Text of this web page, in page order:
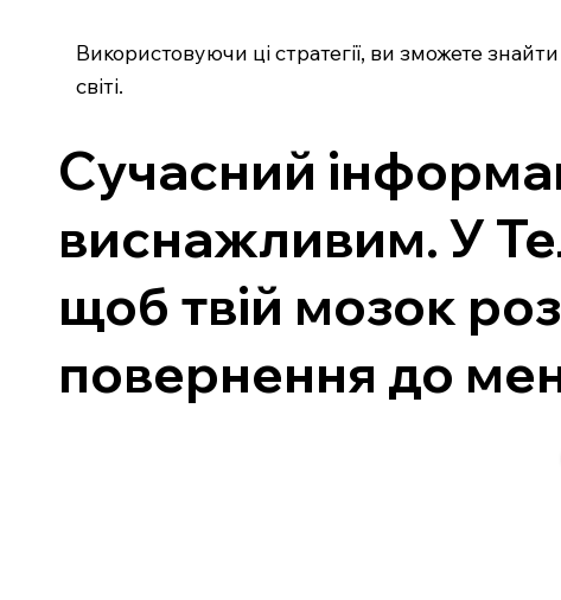
Використовуючи ці стратегії, ви зможете
світі.
Сучасний
виснажливим. У
щоб твій мозок
повернення до